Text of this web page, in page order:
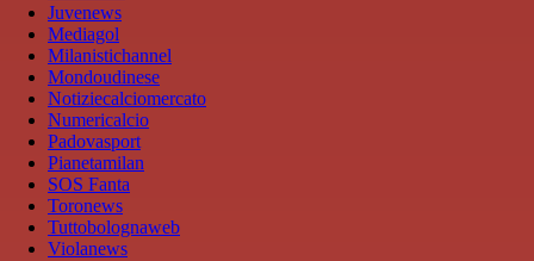
Juvenews
Mediagol
Milanistichannel
Mondoudinese
Notiziecalciomercato
Numericalcio
Padovasport
Pianetamilan
SOS Fanta
Toronews
Tuttobolognaweb
Violanews